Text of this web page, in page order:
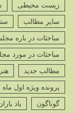
زیست محیطی
سایر مطالب
مباحثات در باره
مباحثات در مورد
مطالب جدید
پرونده ویژه اول
گوناگون
یاد